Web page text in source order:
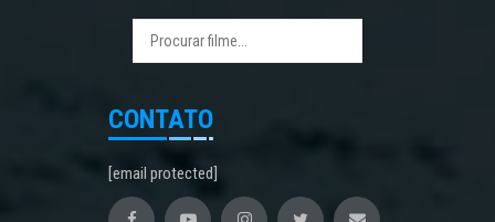
CONTATO
[email protected]